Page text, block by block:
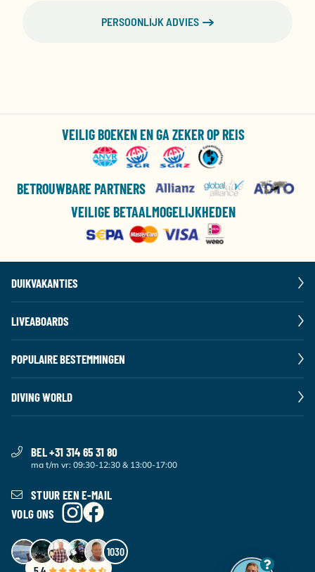
PERSOONLIJK ADVIES
VEILIG BOEKEN EN GA ZEKER OP REIS
BETROUWBARE PARTNERS
VEILIGE BETAALMOGELIJKHEDEN
DUIKVAKANTIES
LIVEABOARDS
POPULAIRE BESTEMMINGEN
DIVING WORLD
BEL +31 314 65 31 80
ma t/m vr: 09:30-12:30 & 13:00-17:00
STUUR EEN E-MAIL
VOLG ONS
1030